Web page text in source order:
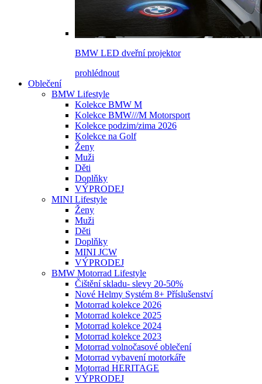
BMW LED dveřní projektor
prohlédnout
Oblečení
BMW Lifestyle
Kolekce BMW M
Kolekce BMW///M Motorsport
Kolekce podzim/zima 2026
Kolekce na Golf
Ženy
Muži
Děti
Doplňky
VÝPRODEJ
MINI Lifestyle
Ženy
Muži
Děti
Doplňky
MINI JCW
VÝPRODEJ
BMW Motorrad Lifestyle
Čištění skladu- slevy 20-50%
Nové Helmy Systém 8+ Příslušenství
Motorrad kolekce 2026
Motorrad kolekce 2025
Motorrad kolekce 2024
Motorrad kolekce 2023
Motorrad volnočasové oblečení
Motorrad vybavení motorkáře
Motorrad HERITAGE
VÝPRODEJ